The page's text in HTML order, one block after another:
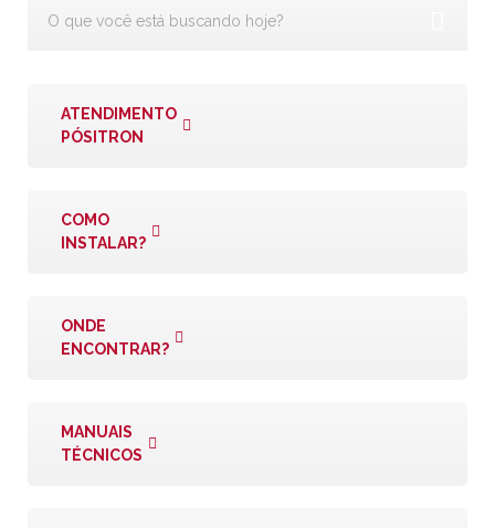
ATENDIMENTO
PÓSITRON
COMO
INSTALAR?
ONDE
ENCONTRAR?
MANUAIS
TÉCNICOS